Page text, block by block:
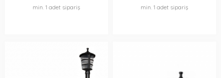
min. 1 adet sipariş min. 1 adet sipariş